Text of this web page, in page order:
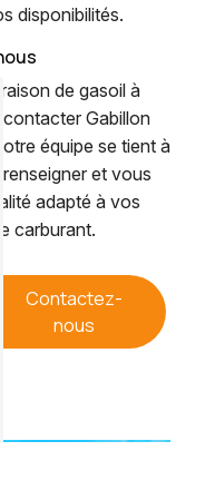
disponibilités.
de gasoil à
contacter Gabillon
équipe se tient à
et vous
adapté à vos
carburant.
Contactez-
nous